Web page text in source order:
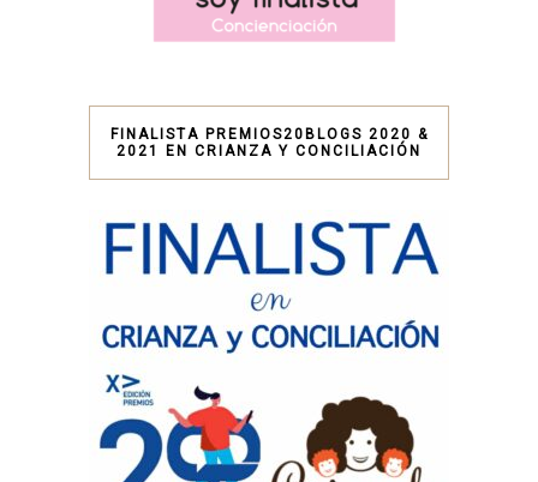
FINALISTA PREMIOS20BLOGS 2020 &
2021 EN CRIANZA Y CONCILIACIÓN